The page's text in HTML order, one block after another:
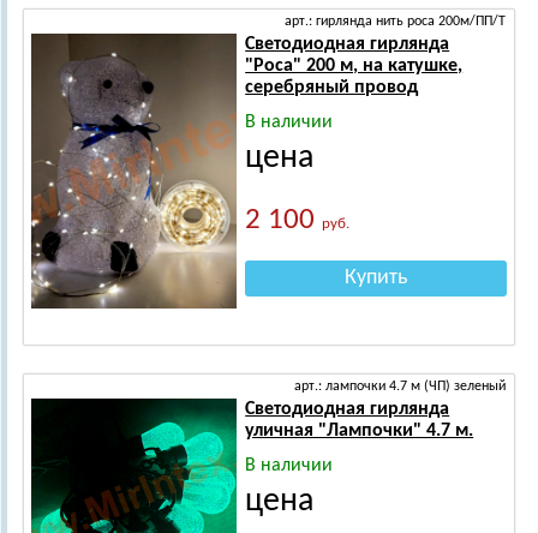
арт.: гирлянда нить роса 200м/ПП/Т
Светодиодная гирлянда
"Роса" 200 м, на катушке,
серебряный провод
В наличии
цена
2 100руб.
Купить
арт.: лампочки 4.7 м (ЧП) зеленый
Светодиодная гирлянда
уличная "Лампочки" 4.7 м.
В наличии
цена